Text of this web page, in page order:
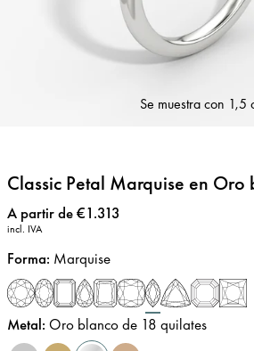
Se muestra con 1,5
Classic Petal Marquise en Oro
Precio:
A partir de €1.313
incl. IVA
Forma: Marquise
Metal: Oro blanco de 18 quilates